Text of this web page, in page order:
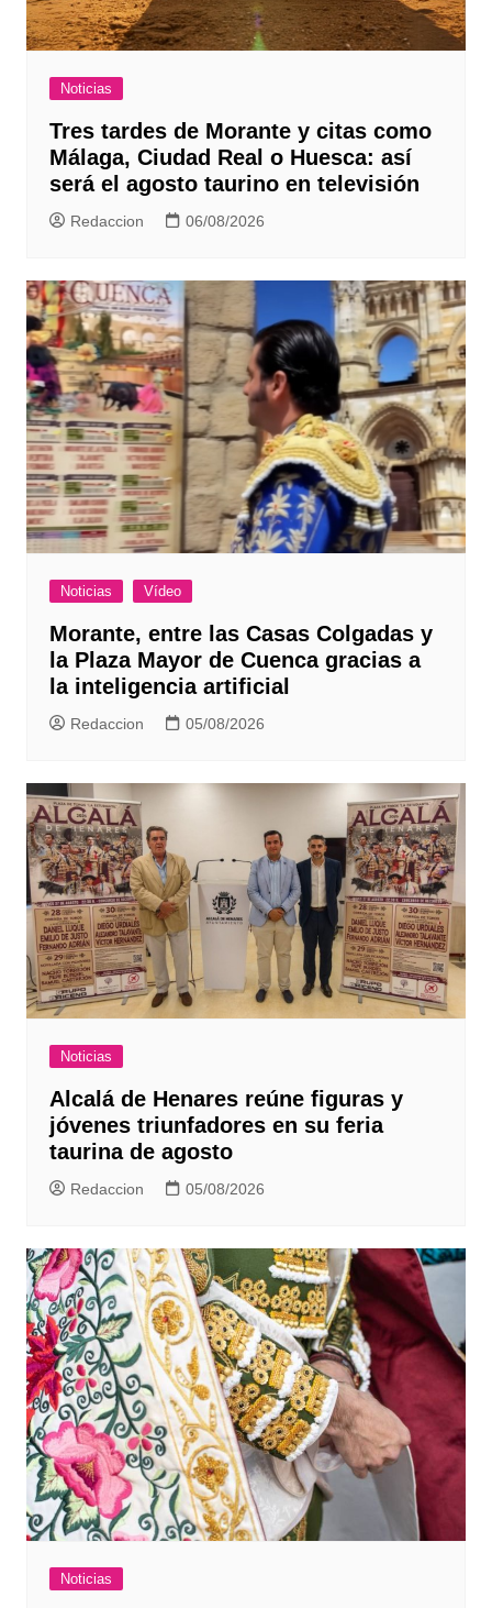
Noticias
Tres tardes de Morante y citas como
Málaga, Ciudad Real o Huesca: así
será el agosto taurino en televisión
Redaccion 06/08/2026
Noticias Vídeo
Morante, entre las Casas Colgadas y
la Plaza Mayor de Cuenca gracias a
la inteligencia artificial
Redaccion 05/08/2026
Noticias
Alcalá de Henares reúne figuras y
jóvenes triunfadores en su feria
taurina de agosto
Redaccion 05/08/2026
Noticias